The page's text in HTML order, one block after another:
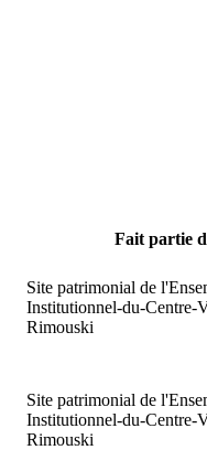
Fait partie
Site patrimonial de
Institutionnel-du-Centre-
Rimouski
Site patrimonial de
Institutionnel-du-Centre-
Rimouski